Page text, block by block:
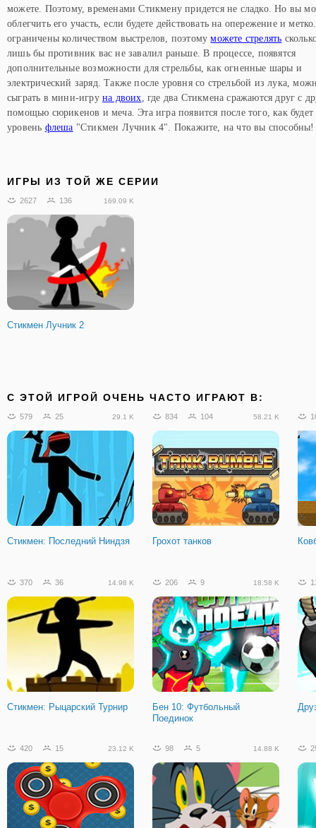
можете. Поэтому, временами Стикмену придется не сладко. Но вы
облегчить его участь, если будете действовать на опережение и
ограничены количеством выстрелов, поэтомуможете стрелять
лишь бы противник вас не завалил раньше. В процессе, появятся
дополнительные возможности для стрельбы, как огненные шары и
электрический заряд. Также после уровня со стрельбой из лука,
сыграть в мини-игру на двоих , где два Стикмена сражаются друг с
помощью сюрикенов и меча. Эта игра появится после того, как
уровень флеша "Стикмен Лучник 4". Покажите, на что вы способны!
ИГРЫ ИЗ ТОЙ ЖЕ СЕРИИ
2627 136 169.09 K
Стикмен Лучник 2
C ЭТОЙ ИГРОЙ ОЧЕНЬ ЧАСТО ИГРАЮТ В:
579 25 29.1 K
Стикмен: Последний Ниндзя
834 104 58.21 K
Грохот танков
370 36 14.98 K
Стикмен: Рыцарский Турнир
206 9 18.58 K
Бен 10: Футбольный
Поединок
420 15 23.12 K 98 5 14.88 K